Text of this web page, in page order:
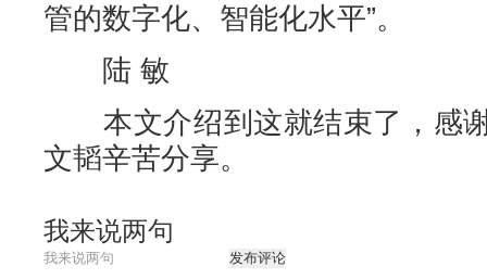
管的数字化、智能化水平”。
陆 敏
本文介绍到这就结束了，感
文韬辛苦分享。
我来说两句
发布评论